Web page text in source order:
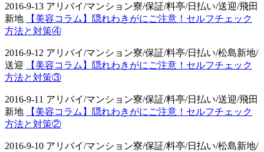
2016-9-13 アリバイ/マンション寮/保証/料亭/日払い/送迎/飛田
新地
【美容コラム】隠れわきがにご注意！セルフチェック
方法と対策④
2016-9-12 アリバイ/マンション寮/保証/料亭/日払い/松島新地/
送迎
【美容コラム】隠れわきがにご注意！セルフチェック
方法と対策③
2016-9-11 アリバイ/マンション寮/保証/料亭/日払い/送迎/飛田
新地
【美容コラム】隠れわきがにご注意！セルフチェック
方法と対策②
2016-9-10 アリバイ/マンション寮/保証/料亭/日払い/松島新地/